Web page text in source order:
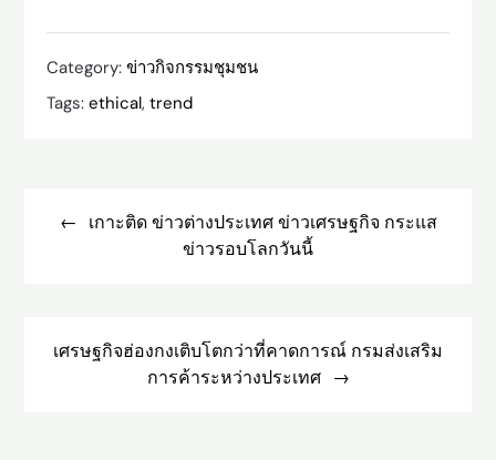
Category:ข่าวกิจกรรมชุมชน
Tags:ethical,trend
navigationเกาะติด ข่าวต่างประเทศ ข่าวเศรษฐกิจ กระแส
ข่าวรอบโลกวันนี้
เศรษฐกิจฮ่องกงเติบโตกว่าที่คาดการณ์ กรมส่งเสริม
การค้าระหว่างประเทศ